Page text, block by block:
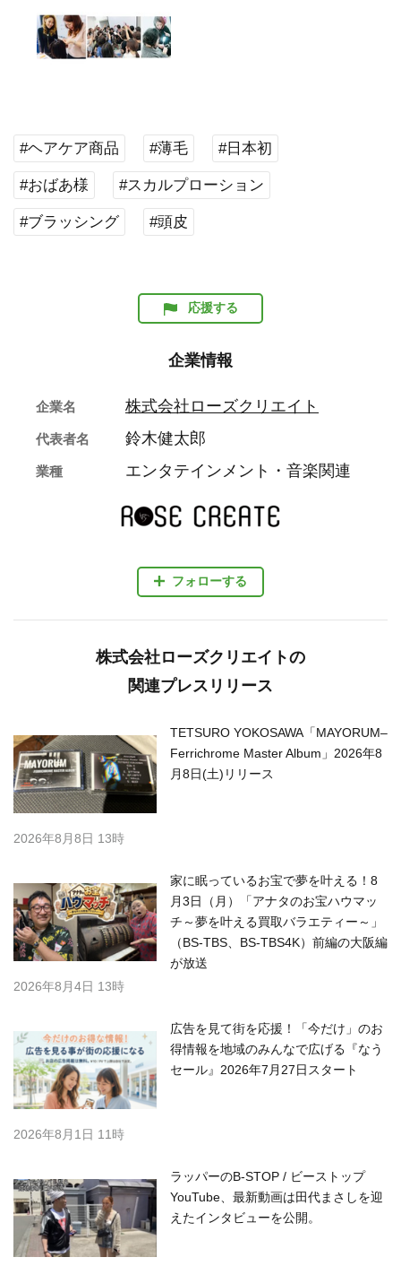
#ヘアケア商品 #薄毛 #日本初
#おばあ様 #スカルプローション
#ブラッシング #頭皮
応援する
企業情報
フォローする
企業名 株式会社ローズクリエイト
代表者名 鈴木健太郎
業種 エンタテインメント・音楽関連
株式会社ローズクリエイトの
関連プレスリリース
TETSURO YOKOSAWA「MAYORUM–
Ferrichrome Master Album」2026年8
月8日(土)リリース
2026年8月8日 13時
家に眠っているお宝で夢を叶える！8
月3日（月）「アナタのお宝ハウマッ
チ～夢を叶える買取バラエティー～」
（BS-TBS、BS-TBS4K）前編の大阪編
が放送
2026年8月4日 13時
広告を見て街を応援！「今だけ」のお
得情報を地域のみんなで広げる『なう
セール』2026年7月27日スタート
2026年8月1日 11時
ラッパーのB-STOP / ビーストップ
YouTube、最新動画は田代まさしを迎
えたインタビューを公開。